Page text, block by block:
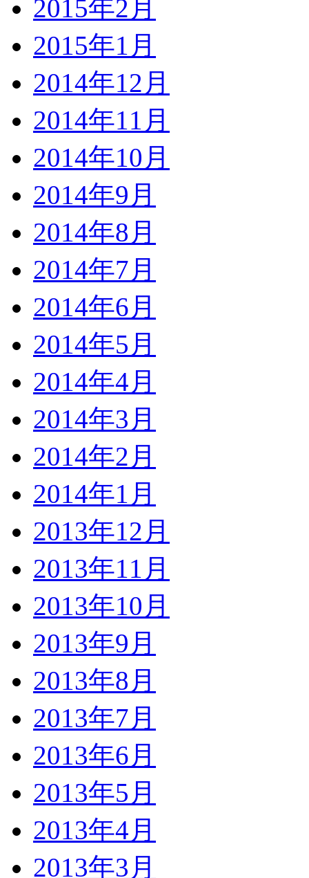
2015年2月
2015年1月
2014年12月
2014年11月
2014年10月
2014年9月
2014年8月
2014年7月
2014年6月
2014年5月
2014年4月
2014年3月
2014年2月
2014年1月
2013年12月
2013年11月
2013年10月
2013年9月
2013年8月
2013年7月
2013年6月
2013年5月
2013年4月
2013年3月